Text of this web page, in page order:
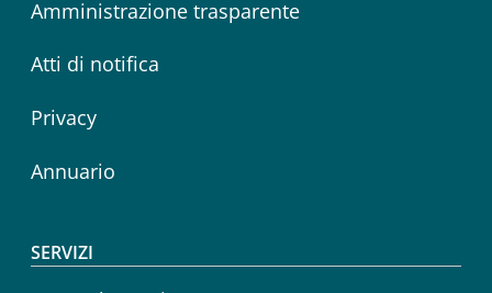
Amministrazione trasparente
Atti di notifica
Privacy
Annuario
SERVIZI